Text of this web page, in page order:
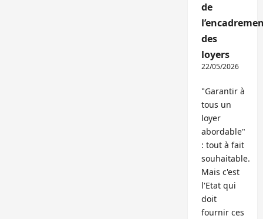
de
des
loyers
22/05/2026
"Garantir à
tous un
loyer
abordable"
: tout à fait
souhaitable.
Mais c'est
l'Etat qui
doit
fournir ces